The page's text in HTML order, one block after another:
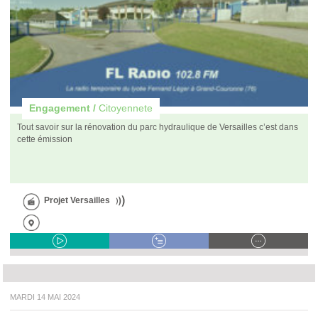
Engagement / Citoyennete
Tout savoir sur la rénovation du parc hydraulique de Versailles c’est dans
cette émission
Projet Versailles
MARDI 14 MAI 2024